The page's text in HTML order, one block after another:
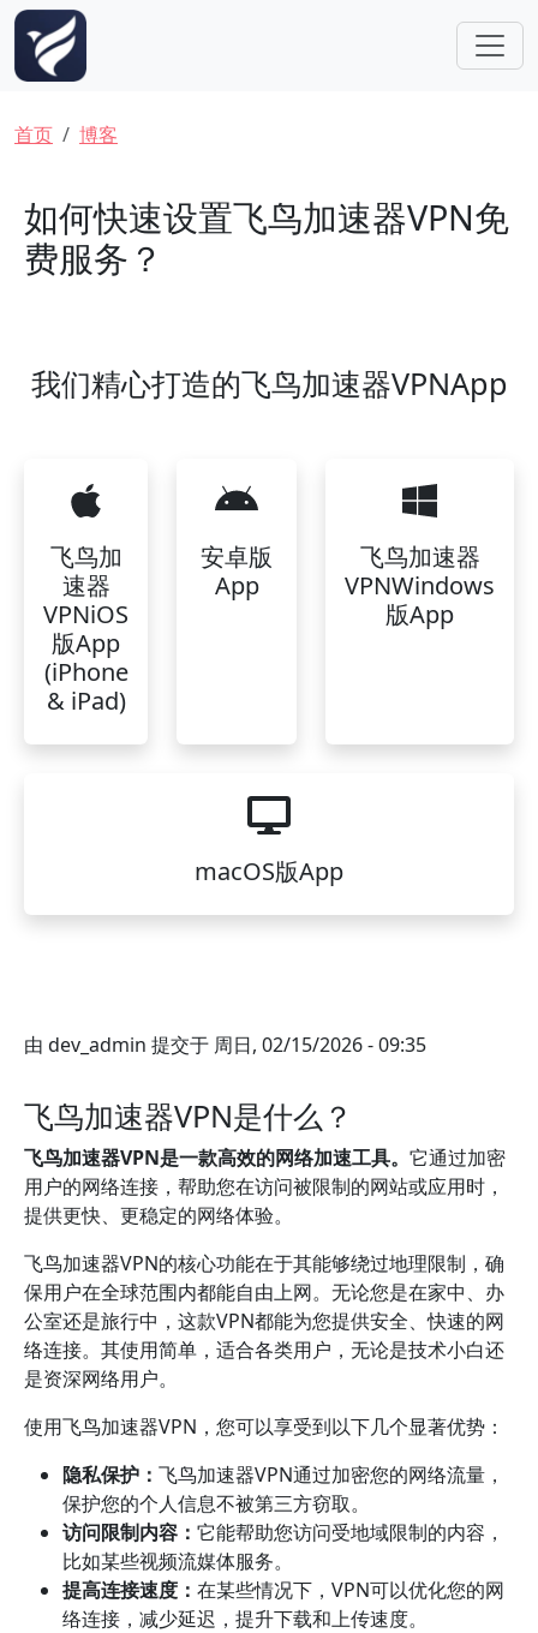
跳转到主要内容
面包屑
首页 博客
如何快速设置飞鸟加速器VPN免
费服务？
我们精心打造的飞鸟加速器VPNApp
飞鸟加
速器
VPNiOS
版App
(iPhone
& iPad)
安卓版
App
飞鸟加速器
VPNWindows
版App
macOS版App
由 dev_admin 提交于 周日, 02/15/2026 - 09:35
飞鸟加速器VPN是什么？
飞鸟加速器VPN是一款高效的网络加速工具。 它通过加密
用户的网络连接，帮助您在访问被限制的网站或应用时，
提供更快、更稳定的网络体验。
飞鸟加速器VPN的核心功能在于其能够绕过地理限制，确
保用户在全球范围内都能自由上网。无论您是在家中、办
公室还是旅行中，这款VPN都能为您提供安全、快速的网
络连接。其使用简单，适合各类用户，无论是技术小白还
是资深网络用户。
使用飞鸟加速器VPN，您可以享受到以下几个显著优势：
隐私保护： 飞鸟加速器VPN通过加密您的网络流量，
保护您的个人信息不被第三方窃取。
访问限制内容： 它能帮助您访问受地域限制的内容，
比如某些视频流媒体服务。
提高连接速度： 在某些情况下，VPN可以优化您的网
络连接，减少延迟，提升下载和上传速度。